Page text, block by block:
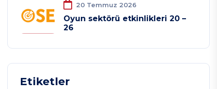
20 Temmuz 2026
Oyun sektörü etkinlikleri 20 –
26
Etiketler